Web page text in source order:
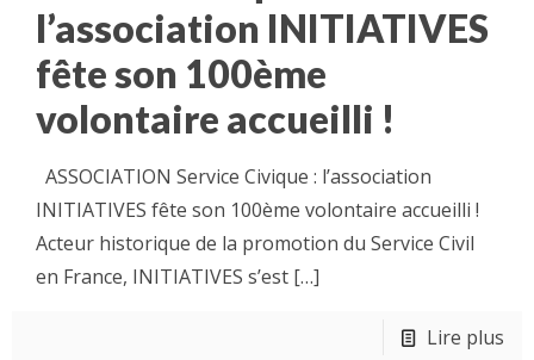
l’association INITIATIVES
fête son 100ème
volontaire accueilli !
ASSOCIATION Service Civique : l’association
INITIATIVES fête son 100ème volontaire accueilli !
Acteur historique de la promotion du Service Civil
en France, INITIATIVES s’est […]
Lire plus